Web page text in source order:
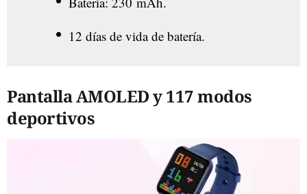
12 días de vida de batería.
Pantalla AMOLED y 117 modos
deportivos